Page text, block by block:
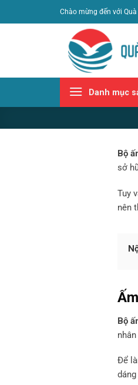
qua
Chào mừng đến với
Danh mục
Bộ
sở
Tuy
nên
Bộ
Để